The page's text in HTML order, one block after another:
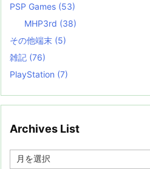
PSP Games (53)
MHP3rd (38)
その他端末 (5)
雑記 (76)
PlayStation (7)
Archives List